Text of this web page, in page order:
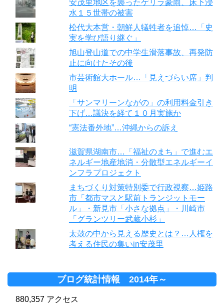
安茂里地区を襲ったゲリラ豪雨、床下浸
水１５世帯の被害
松代大本営・朝鮮人犠牲者を追悼…「史
実を学び語り継ぐ」
旭山登山道での中学生滑落事故、再発防
止に向けたその後
市芸術館大ホール…「見えづらい席」判
明
「サンマリーンながの」の利用料金引き
下げ…議決を経て１０月実施か
“憲法番外地”…沖縄からの訴え
滋賀県湖南市…「福祉のまち」で進むエ
ネルギー地産地消・分散型エネルギーイ
ンフラプロジェクト
まちづくり対策特別委で行政視察…姫路
市「都市マスと駅前トランジットモー
ル」・新見市「小さな拠点」・川崎市
「グランツリー武蔵小杉」
太鼓の中から見える歴史とは？…人権を
考える住民の集いin安茂里
ブログ統計情報 2014年～
880,357 アクセス